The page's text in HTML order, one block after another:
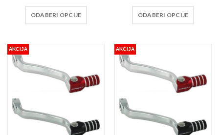
ODABERI OPCIJE ODABERI OPCIJE
AKCIJA AKCIJA